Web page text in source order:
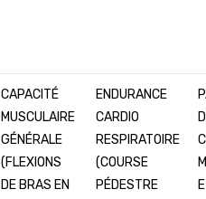
CAPACITÉ
MUSCULAIRE
GÉNÉRALE
(FLEXIONS
DE BRAS EN
ENDURANCE
CARDIO
RESPIRATOIRE
(COURSE
PÉDESTRE